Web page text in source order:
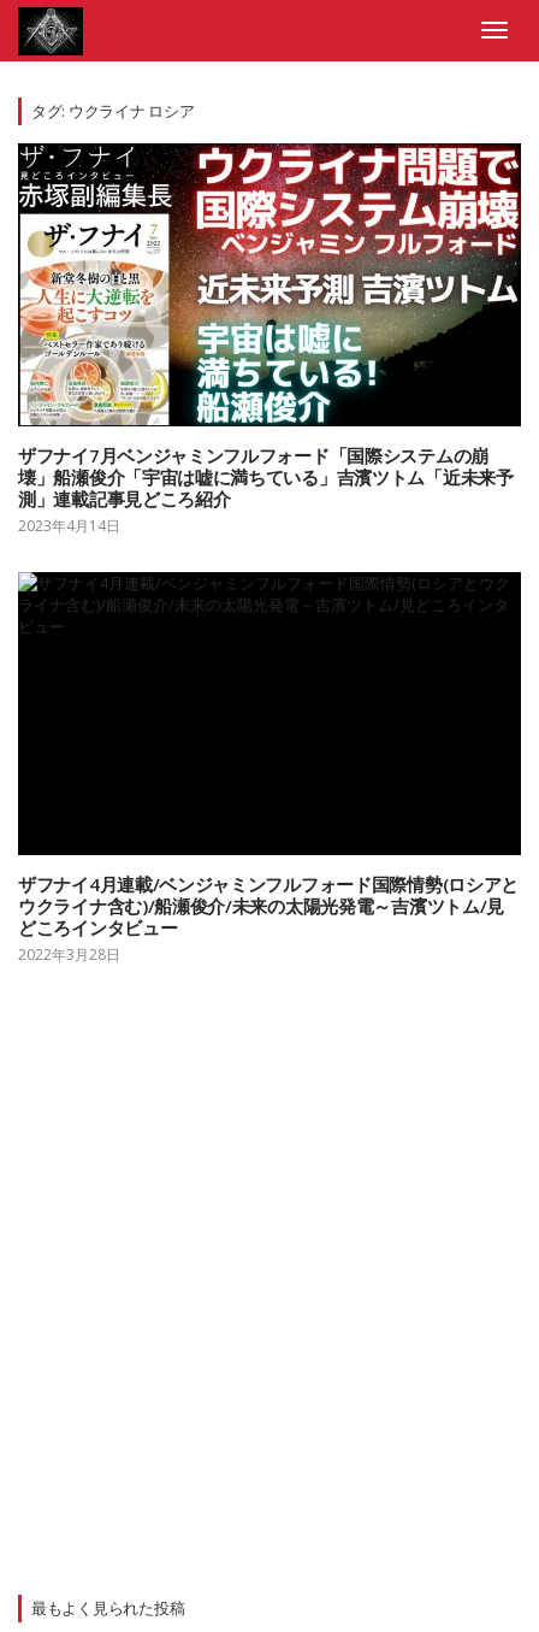
Skip
content
タグ: ウクライナ ロシア
ザフナイ7月ベンジャミンフルフォード「国際システムの崩
壊」船瀬俊介「宇宙は嘘に満ちている」吉濱ツトム「近未来予
測」連載記事見どころ紹介
2023年4月14日
ザフナイ4月連載/ベンジャミンフルフォード国際情勢(ロシアと
ウクライナ含む)/船瀬俊介/未来の太陽光発電～吉濱ツトム/見
どころインタビュー
2022年3月28日
最もよく見られた投稿